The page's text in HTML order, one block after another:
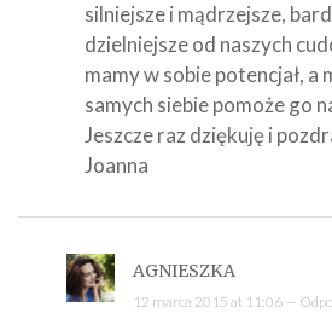
silniejsze i mądrzejsze,
dzielniejsze od naszych
mamy w sobie potencjał, a
samych siebie pomoże go
Jeszcze raz dziękuję i
Joanna
AGNIESZKA
12 marca 2015 at 11:06 —